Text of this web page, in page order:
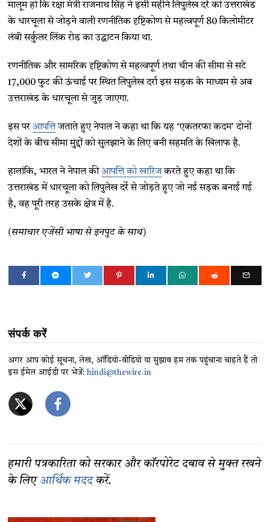
मालूम हो कि रक्षा मंत्री राजनाथ सिंह ने इसी महीने लिपुलेख दर्रे को उत्तराखंड
के धारचूला से जोड़ने वाली रणनीतिक दृष्टिकोण से महत्वपूर्ण 80 किलोमीटर
लंबी सर्कुलर लिंक रोड का उद्घाटन किया था.
रणनीतिक और सामरिक दृष्टिकोण से महत्वपूर्ण तथा चीन की सीमा से सटे
17,000 फुट की ऊंचाई पर स्थित लिपुलेख दर्रा इस सड़क के माध्यम से अब
उत्तराखंड के धारचूला से जुड़ जाएगा.
इस परआपत्तिजताते हुए नेपाल ने कहा था कि यह ‘एकतरफा कदम’ दोनों
देशों के बीच सीमा मुद्दों को सुलझाने के लिए बनी सहमति के खिलाफ है.
हालांकि, भारत ने नेपाल कीआपत्ति को खारिजकरते हुए कहा था कि
उत्तराखंड में धारचूला को लिपुलेख दर्रे से जोड़ते हुए जो नई सड़क बनाई गई
है, वह पूरी तरह उसके क्षेत्र में है.
(समाचार एजेंसी भाषा से इनपुट के साथ)
संपर्क करें
अगर आप कोई सूचना, लेख, ऑडियो-वीडियो या सुझाव हम तक पहुंचाना चाहते हैं तो
इस ईमेल आईडी पर भेजें:hindi@thewire.in
हमारी पत्रकारिता को सरकार और कॉरपोरेट दबाव से मुक्त रखने
के लिए आर्थिक मददकरें.